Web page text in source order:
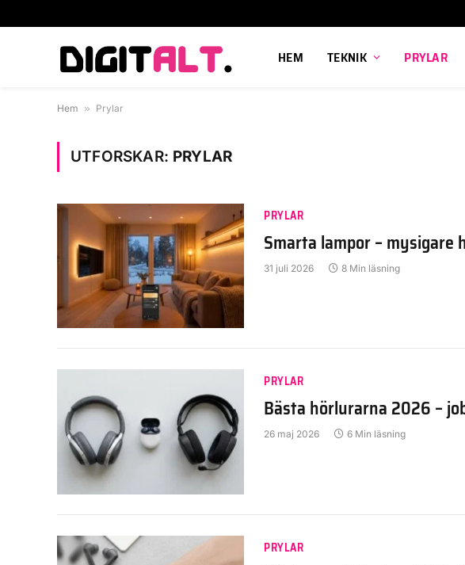
HEM TEKNIK PRYLAR
Hem » Prylar
UTFORSKAR: PRYLAR
PRYLAR
Smarta lampor – mysigare
31 juli 2026 8 Min läsning
PRYLAR
Bästa hörlurarna 2026 –
26 maj 2026 6 Min läsning
PRYLAR